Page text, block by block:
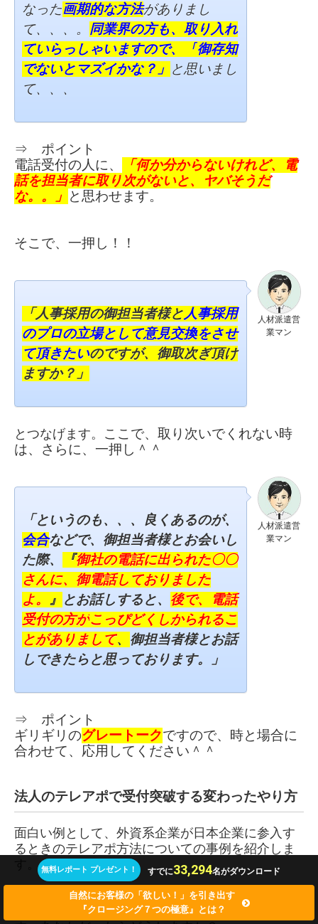
なった画期的な方法がありまし
て、、、。 同業界の方も、 取り入れ
ていらっしゃいますので、
「御存知
でないとマズイかな？」 と思いまし
て、、、
⇒ ポイント
電話受付の人に、
「何か分からないけれど、
電
話を担当者に取り次がないと、 ヤバそう だ
な。。」 と思わせます。
そこで、一押し！！
人材派遣営
業マン
「人事採用の御担当者様と人事採用
のプロの立場として意見交換をさせ
て頂きたいのですが、 御取次ぎ頂け
ますか？」
とつなげます。 ここで、 取り次いでくれない時
は、さらに、 一押し＾＾
人材派遣営
業マン
「というのも、、、
良くあるのが、
会合などで、 御担当者様とお会いし
た際、
『御社の電話に出られた〇〇
さんに、 御電話しておりました
よ。 』 とお話しすると、 後で、
電話
受付の方がこっぴどくしかられるこ
とがありまして、 御担当者様とお話
しできたらと思っております。」
⇒ ポイント
ギリギリのグレートークですので、 時と場合に
合わせて、 応用してください＾＾
法人のテレアポで受付突破する変わったやり方
面白い例として、外資系企業が日本企業に参入す
るときのテレアポ方法についての事例を紹介しま
す。
日本語があまり上手でなく日本の文化もあまり分
からない状態でテレアポしなければならないので
無料レポート プレゼント！ すでに33,294名がダウンロード
自然にお客様の「欲しい！」を引き出す
『クロージング７つの極意』とは？